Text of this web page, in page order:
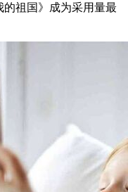
祖国》成为采用量最